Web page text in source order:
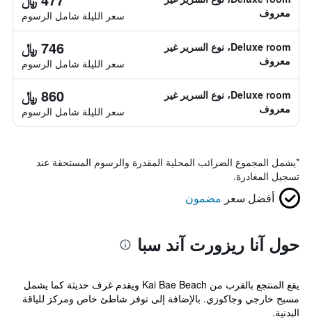
معروف
سعر الليلة شامل الرسوم
Deluxe room، نوع السرير غير
معروف
746 ﷼
سعر الليلة شامل الرسوم
Deluxe room، نوع السرير غير
معروف
860 ﷼
سعر الليلة شامل الرسوم
*يشمل المجموع الضرائب المحلية المقدرة والرسوم المستحقة عند
تسجيل المغادرة.
أفضل سعر مضمون
حول آنا ريزورت آند سبا
يقع المنتجع بالقرب من Kai Bae Beach ويقدم غرف حديثة كما يشمل
مسبح خارجي وجاكوزي. بالإضافة إلى توفر شاطئ خاص ومركز للياقة
البدنية.